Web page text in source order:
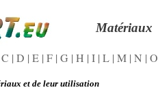
C | D | E | F | G | H | I | L | M | N | O
et de leur utilisation
Matériaux